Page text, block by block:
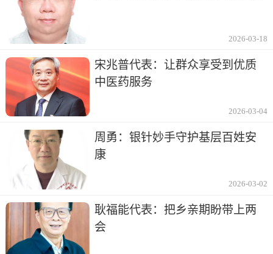
2026-03-18
宋兆普代表：让群众享受到优质
中医药服务
2026-03-04
周勇：银针妙手守护基层百姓安
康
2026-03-02
耿福能代表：把乡亲期盼带上两
会